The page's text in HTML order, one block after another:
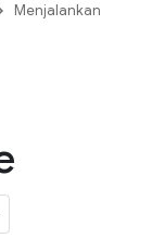
Menjalankan